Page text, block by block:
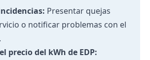
Presentar quejas
o notificar problemas con el
precio del kWh de EDP: